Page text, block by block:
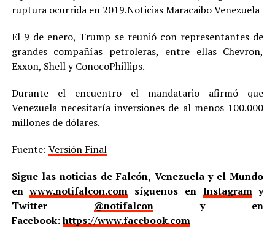
ruptura ocurrida en 2019.Noticias Maracaibo Venezuela
El 9 de enero, Trump se reunió con representantes de
grandes compañías petroleras, entre ellas Chevron,
Exxon, Shell y ConocoPhillips.
Durante el encuentro el mandatario afirmó que
Venezuela necesitaría inversiones de al menos 100.000
millones de dólares.
Fuente: Versión Final
Sigue las noticias de Falcón, Venezuela y el Mundo
enwww.notifalcon.com síguenos en Instagramy
Twitter @notifalcony en
Facebook:https://www.facebook.com